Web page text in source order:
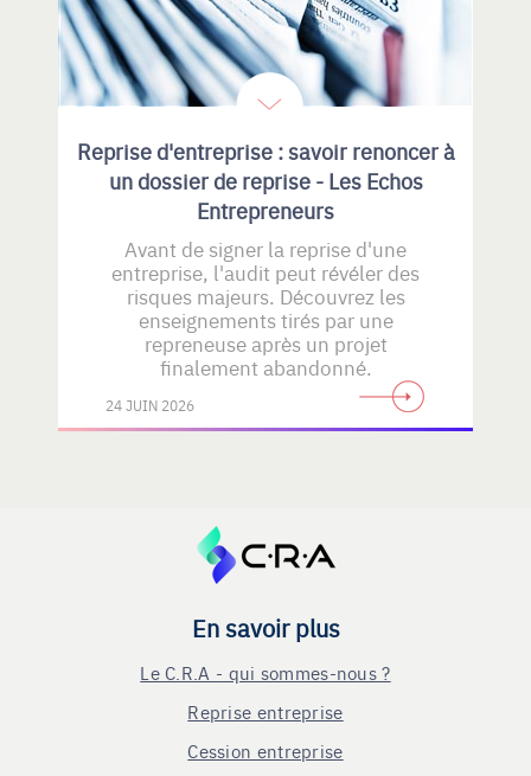
Reprise d'entreprise : savoir renoncer à
un dossier de reprise - Les Echos
Entrepreneurs
Avant de signer la reprise d'une
entreprise, l'audit peut révéler des
risques majeurs. Découvrez les
enseignements tirés par une
repreneuse après un projet
finalement abandonné.
24 JUIN 2026
En savoir plus
Le C.R.A - qui sommes-nous ?
Reprise entreprise
Cession entreprise